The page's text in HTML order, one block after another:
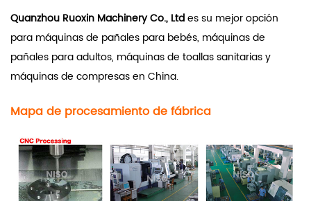
Quanzhou Ruoxin Machinery Co., Ltdes su mejor opción
para máquinas de pañales para bebés, máquinas de
pañales para adultos, máquinas de toallas sanitarias y
máquinas de compresas en China.
Mapa de procesamiento de fábrica